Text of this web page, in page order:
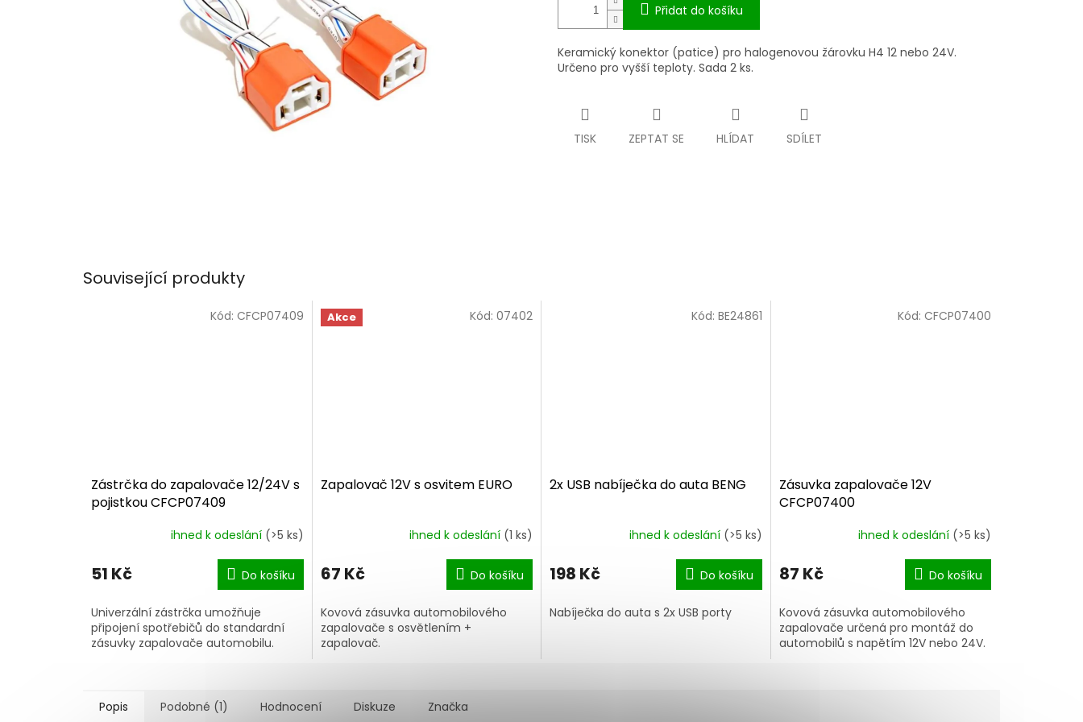
Přidat do košíku
Keramický konektor (patice) pro halogenovou žárovku H4 12 nebo 24V.
Určeno pro vyšší teploty. Sada 2 ks.
TISK ZEPTAT SE HLÍDAT SDÍLET
Související produkty
Zástrčka do zapalovače 12/24V s
pojistkou CFCP07409
ihned k odeslání (>5 ks)
51 Kč Do košíku
Univerzální zástrčka umožňuje
připojení spotřebičů do standardní
zásuvky zapalovače automobilu.
Kód: CFCP07409 Akce
Zapalovač 12V s osvitem EURO
ihned k odeslání (1 ks)
67 Kč Do košíku
Kovová zásuvka automobilového
zapalovače s osvětlením +
zapalovač.
Kód: 07402
2x USB nabíječka do auta BENG
ihned k odeslání (>5 ks)
198 Kč Do košíku
Nabíječka do auta s 2x USB porty
Kód: BE24861
Zásuvka zapalovače 12V
CFCP07400
ihned k odeslání (>5 ks)
87 Kč Do košíku
Kovová zásuvka automobilového
zapalovače určená pro montáž do
automobilů s napětím 12V nebo 24V.
Kód: CFCP07400
Popis Podobné (1) Hodnocení Diskuze Značka